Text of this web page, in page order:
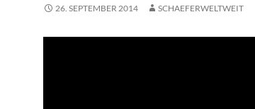
26. SEPTEMBER 2014 SCHAEFERWELTWEIT